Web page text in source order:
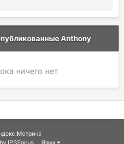
Anthony
ничего нет
by IPSFocus Язык